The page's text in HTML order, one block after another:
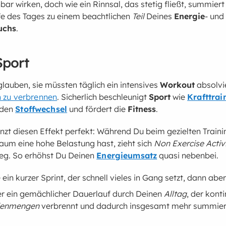
wirken, doch wie ein Rinnsal, das stetig fließt,
des Tages zu einem beachtlichen TeilDeines Energie- und
.
sie müssten täglich ein intensivesWorkout
verbrennen. Sicherlich beschleunigtSport wie
Stoffwechsel und fördert die Fitness.
diesen Effekt perfekt: Während Du beim gezielten
eine hohe Belastung hast, zieht sich Non Exercise
So erhöhst Du Deinen Energieumsatz quasi nebenbei.
kurzer Sprint, der schnell vieles in Gang setzt, dann
ein gemächlicher Dauerlauf durch DeinenAlltag, der
verbrennt und dadurch insgesamt mehr